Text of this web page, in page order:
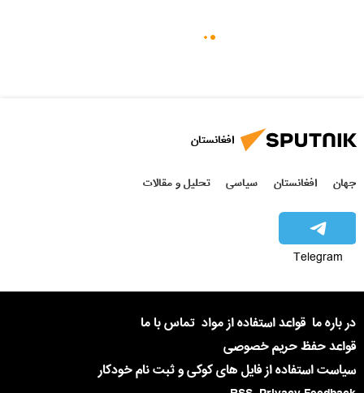
افغانستان
جهان افغانستان سیاسی تحلیل و مقالات
Telegram
در باره ما قواعد استفاده از مواد تماس با ما
قواعد حفظ حریم خصوصی
سیاست استفاده از فایل های کوکی و ثبت نام خودکار